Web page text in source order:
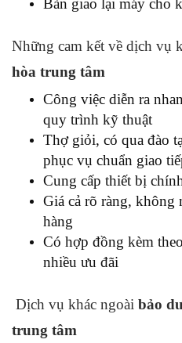
Bàn giao lại máy cho
Những cam kết về dịch vụ
hòa trung tâm
Công việc diễn ra
quy trình kỹ thuật
Thợ giỏi, có qua đào
phục vụ chuẩn giao
Cung cấp thiết bị
Giá cả rõ ràng, không
hàng
Có hợp đồng kèm
nhiều ưu đãi
Dịch vụ khác ngoài bảo
trung tâm